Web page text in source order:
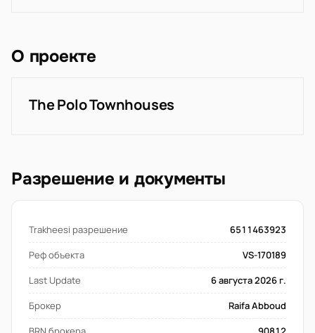
О проекте
The Polo Townhouses
Разрешение и документы
Trakheesi разрешение
6511463923
Реф объекта
VS-170189
Last Update
6 августа 2026 г.
Брокер
Raifa Abboud